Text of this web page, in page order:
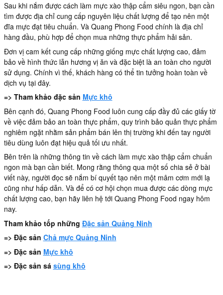
Sau khi nắm được cách làm mực xào thập cẩm siêu ngon, bạn cần
tìm được địa chỉ cung cấp nguyên liệu chất lượng để tạo nên một
đĩa mực đạt tiêu chuẩn. Và Quang Phong Food chính là địa chỉ
hàng đầu, phù hợp để chọn mua những thực phẩm hải sản.
Đơn vị cam kết cung cấp những giống mực chất lượng cao, đảm
bảo về hình thức lẫn hương vị ăn và đặc biệt là an toàn cho người
sử dụng. Chính vì thế, khách hàng có thể tin tưởng hoàn toàn về
dịch vụ tại đây.
=> Tham khảo đặc sản Mực khô
Bên cạnh đó, Quang Phong Food luôn cung cấp đầy đủ các giấy tờ
về việc đảm bảo an toàn thực phẩm, quy trình bảo quản thực phẩm
nghiêm ngặt nhằm sản phẩm bán lên thị trường khi đến tay người
tiêu dùng luôn đạt hiệu quả tối ưu nhất.
Bên trên là những thông tin về cách làm mực xào thập cẩm chuẩn
ngon mà bạn cần biết. Mong rằng thông qua một số chia sẻ ở bài
viết này, người đọc sẽ nắm bí quyết tạo nên một mâm cơm mới lạ
cũng như hấp dẫn. Và để có cơ hội chọn mua được các dòng mực
chất lượng cao, bạn hãy liên hệ tới Quang Phong Food ngay hôm
nay.
Tham khảo tốp những Đặc sản Quảng Ninh
=> Đặc sản Chả mực Quảng Ninh
=> Đặc sản Mực khô
=> Đặc sản sá sùng khô